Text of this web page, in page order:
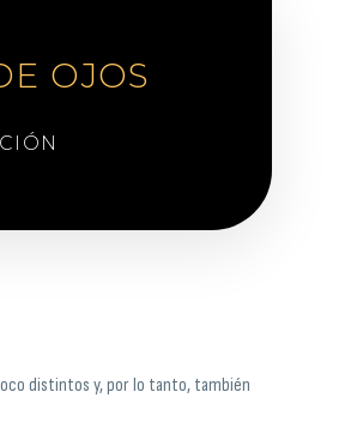
OJOS
distintos y, por lo tanto, también